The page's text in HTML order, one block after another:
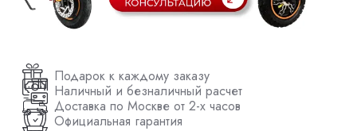
Подарок к каждому заказу
Наличный и безналичный расчет
Доставка по Москве от 2-х часов
Официальная гарантия